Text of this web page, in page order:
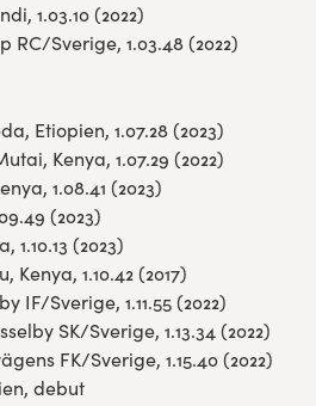
1.03.10 (2022)
RC/Sverige, 1.03.48 (2022)
Etiopien, 1.07.28 (2023)
Kenya, 1.07.29 (2022)
1.08.41 (2023)
(2023)
1.10.13 (2023)
1.10.42 (2017)
IF/Sverige, 1.11.55 (2022)
SK/Sverige, 1.13.34 (2022)
FK/Sverige, 1.15.40 (2022)
debut